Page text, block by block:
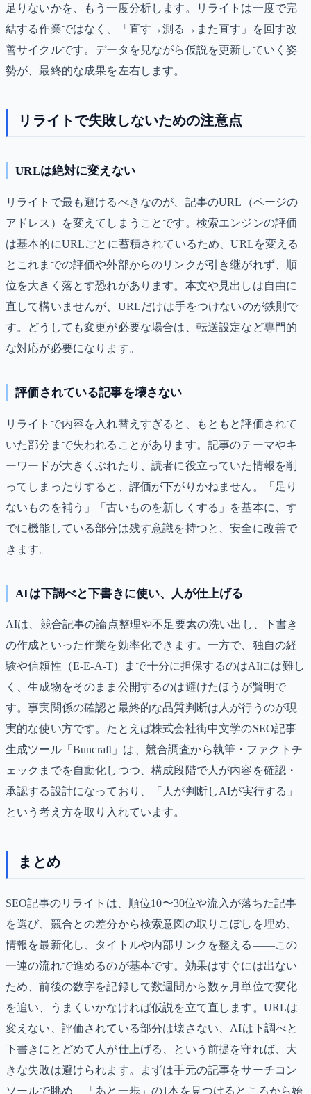
足りないかを、もう一度分析します。リライトは一度で完
結する作業ではなく、「直す→測る→また直す」を回す改
善サイクルです。データを見ながら仮説を更新していく姿
勢が、最終的な成果を左右します。
リライトで失敗しないための注意点
URLは絶対に変えない
リライトで最も避けるべきなのが、記事のURL（ページの
アドレス）を変えてしまうことです。検索エンジンの評価
は基本的にURLごとに蓄積されているため、URLを変える
とこれまでの評価や外部からのリンクが引き継がれず、順
位を大きく落とす恐れがあります。本文や見出しは自由に
直して構いませんが、URLだけは手をつけないのが鉄則で
す。どうしても変更が必要な場合は、転送設定など専門的
な対応が必要になります。
評価されている記事を壊さない
リライトで内容を入れ替えすぎると、もともと評価されて
いた部分まで失われることがあります。記事のテーマやキ
ーワードが大きくぶれたり、読者に役立っていた情報を削
ってしまったりすると、評価が下がりかねません。「足り
ないものを補う」「古いものを新しくする」を基本に、す
でに機能している部分は残す意識を持つと、安全に改善で
きます。
AIは下調べと下書きに使い、人が仕上げる
AIは、競合記事の論点整理や不足要素の洗い出し、下書き
の作成といった作業を効率化できます。一方で、独自の経
験や信頼性（E-E-A-T）まで十分に担保するのはAIには難し
く、生成物をそのまま公開するのは避けたほうが賢明で
す。事実関係の確認と最終的な品質判断は人が行うのが現
実的な使い方です。たとえば株式会社街中文学のSEO記事
生成ツール「Buncraft」は、競合調査から執筆・ファクトチ
ェックまでを自動化しつつ、構成段階で人が内容を確認・
承認する設計になっており、「人が判断しAIが実行する」
という考え方を取り入れています。
まとめ
SEO記事のリライトは、順位10〜30位や流入が落ちた記事
を選び、競合との差分から検索意図の取りこぼしを埋め、
情報を最新化し、タイトルや内部リンクを整える――この
一連の流れで進めるのが基本です。効果はすぐには出ない
ため、前後の数字を記録して数週間から数ヶ月単位で変化
を追い、うまくいかなければ仮説を立て直します。URLは
変えない、評価されている部分は壊さない、AIは下調べと
下書きにとどめて人が仕上げる、という前提を守れば、大
きな失敗は避けられます。まずは手元の記事をサーチコン
ソールで眺め、「あと一歩」の1本を見つけるところから始